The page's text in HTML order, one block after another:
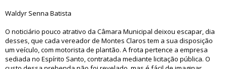
Waldyr Senna Batista
O noticiário pouco atrativo da Câmara Municipal deixou escapar, dia
desses, que cada vereador de Montes Claros tem a sua disposição
um veículo, com motorista de plantão. A frota pertence a empresa
sediada no Espírito Santo, contratada mediante licitação pública. O